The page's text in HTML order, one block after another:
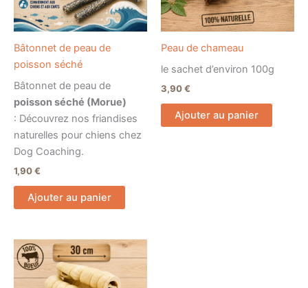
Bâtonnet de peau de
poisson séché
Bâtonnet de peau de
poisson séché (Morue)
: Découvrez nos friandises
naturelles pour chiens chez
Dog Coaching.
1,90€
Ajouter au panier
Peau de chameau
le sachet d’environ 100g
3,90€
Ajouter au panier